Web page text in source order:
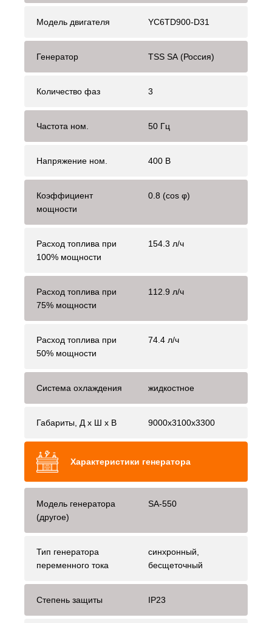
Модель двигателя YC6TD900-D31
Генератор TSS SA (Россия)
Количество фаз 3
Частота ном. 50 Гц
Напряжение ном. 400 В
Коэффициент
мощности
0.8 (cos φ)
Расход топлива при
100% мощности
154.3 л/ч
Расход топлива при
75% мощности
112.9 л/ч
Расход топлива при
50% мощности
74.4 л/ч
Система охлаждения жидкостное
Габариты, Д x Ш x В 9000x3100x3300
Характеристики генератора
Модель генератора
(другое)
SA-550
Тип генератора
переменного тока
синхронный,
бесщеточный
Степень защиты IP23